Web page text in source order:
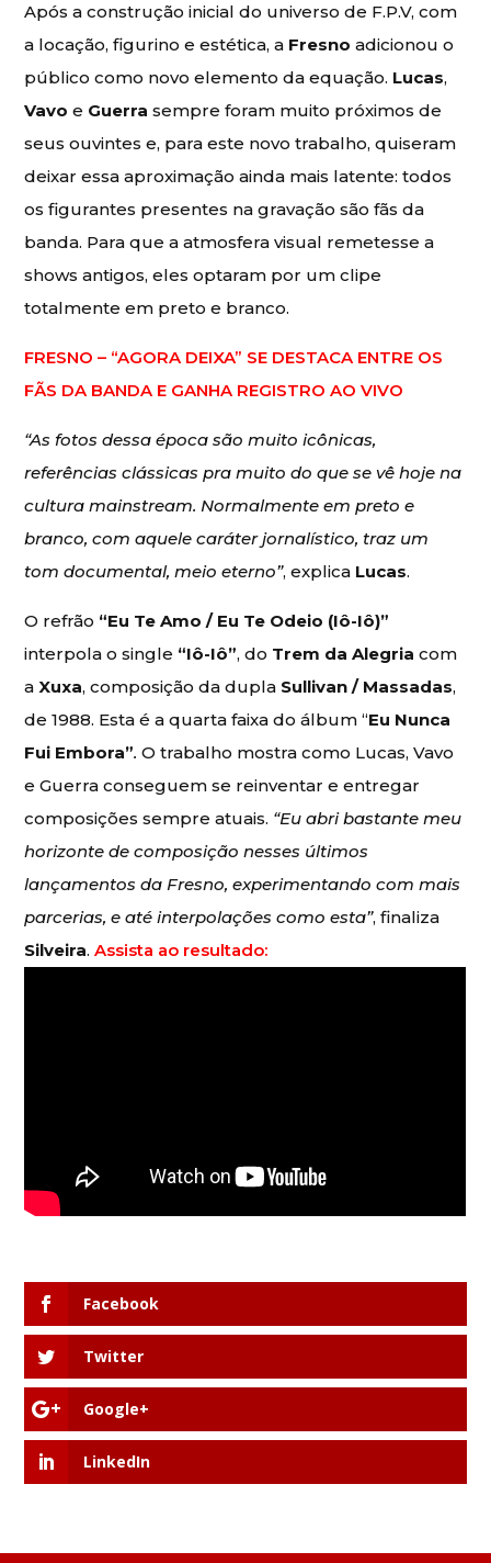
Após a construção inicial do universo de F.P.V, com
a locação, figurino e estética, a Fresno adicionou o
público como novo elemento da equação. Lucas,
Vavo e Guerra sempre foram muito próximos de
seus ouvintes e, para este novo trabalho, quiseram
deixar essa aproximação ainda mais latente: todos
os figurantes presentes na gravação são fãs da
banda. Para que a atmosfera visual remetesse a
shows antigos, eles optaram por um clipe
totalmente em preto e branco.
FRESNO – “AGORA DEIXA” SE DESTACA ENTRE OS
FÃS DA BANDA E GANHA REGISTRO AO VIVO
“As fotos dessa época são muito icônicas,
referências clássicas pra muito do que se vê hoje na
culturamainstream. Normalmente em preto e
branco, com aquele caráter jornalístico, traz um
tom documental, meio eterno”, explica Lucas.
O refrão “Eu Te Amo / Eu Te Odeio (Iô-Iô)”
interpola o single “Iô-Iô”, do Trem da Alegria com
aXuxa, composição da dupla Sullivan / Massadas,
de 1988. Esta é a quarta faixa do álbum “Eu Nunca
Fui Embora”.O trabalho mostra como Lucas, Vavo
e Guerra conseguem se reinventar e entregar
composições sempre atuais. “Eu abri bastante meu
horizonte de composição nesses últimos
lançamentos da Fresno, experimentando com mais
parcerias, e até interpolações como esta”, finaliza
Silveira.Assista ao resultado:
Facebook
Twitter
Google+
LinkedIn